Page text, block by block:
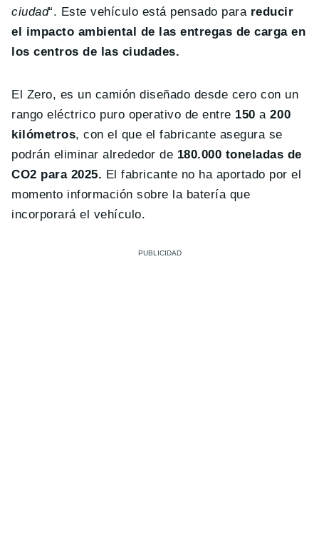
ciudad“. Este vehículo está pensado para reducir
el impacto ambiental de las entregas de carga en
los centros de las ciudades.
El Zero, es un camión diseñado desde cero con un
rango eléctrico puro operativo de entre 150a200
kilómetros, con el que el fabricante asegura se
podrán eliminar alrededor de 180.000 toneladas de
CO2 para 2025. El fabricante no ha aportado por el
momento información sobre la batería que
incorporará el vehículo.